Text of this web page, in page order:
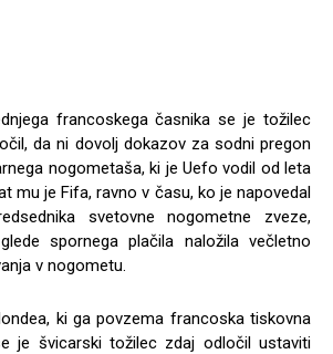
francoskega časnika se je tožilec
da ni dovolj dokazov za sodni pregon
nogometaša, ki je Uefo vodil od leta
mu je Fifa, ravno v času, ko je napovedal
svetovne nogometne zveze,
spornega plačila naložila večletno
v nogometu.
ki ga povzema francoska tiskovna
je švicarski tožilec zdaj odločil ustaviti